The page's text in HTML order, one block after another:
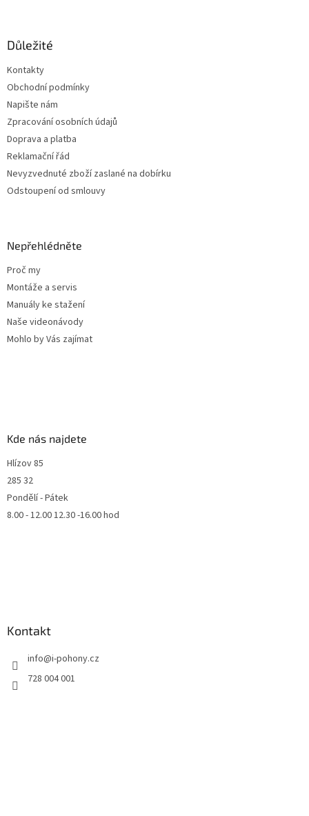
Důležité
Kontakty
Obchodní podmínky
Napište nám
Zpracování osobních údajů
Doprava a platba
Reklamační řád
Nevyzvednuté zboží zaslané na dobírku
Odstoupení od smlouvy
Nepřehlédněte
Proč my
Montáže a servis
Manuály ke stažení
Naše videonávody
Mohlo by Vás zajímat
Kde nás najdete
Hlízov 85
285 32
Pondělí - Pátek
8.00 - 12.00 12.30 -16.00 hod
Kontakt
info@i-pohony.cz
728 004 001